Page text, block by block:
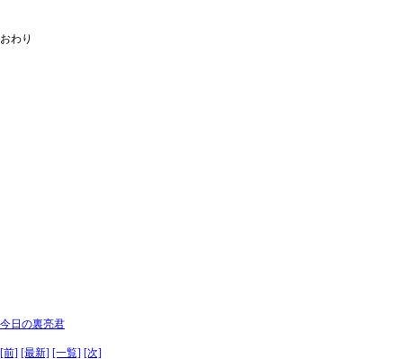
おわり
今日の裏亮君
[前] [最新] [一覧] [次]